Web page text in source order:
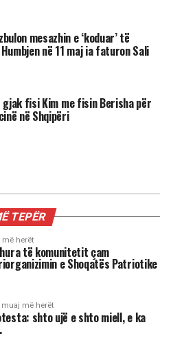
mesazhin e ‘koduar’ të
në 11 maj ia faturon Sali
gjak fisi Kim me fisin Berisha për
në Shqipëri
U qëndroj
ndaj
fajet e tij, jo